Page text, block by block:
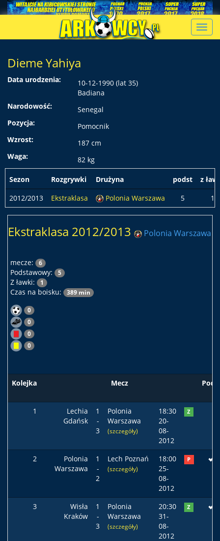
Dieme Yahiya
Data urodzenia:
10-12-1990 (lat 35)
Badiana
Narodowość:
Senegal
Pozycja:
Pomocnik
Wzrost:
187 cm
Waga:
82 kg
Sezon Rozgrywki Drużyna podst
z
2012/2013
Ekstraklasa Polonia Warszawa 5 1
Ekstraklasa 2012/2013 Polonia Warszawa
mecze: 6
Podstawowy: 5
Z ławki: 1
Czas na boisku: 389 min
0
0
0
0
Kolejka Mecz
1
Lechia
Gdańsk
1
-
3
Polonia
Warszawa
(szczegóły)
18:30
20-
08-
2012
Z
2
Polonia
Warszawa
1
-
2
Lech Poznań
(szczegóły)
18:00
25-
08-
2012
P
3
Wisła
Kraków
1
-
3
Polonia
Warszawa
(szczegóły)
20:30
31-
08-
2012
Z